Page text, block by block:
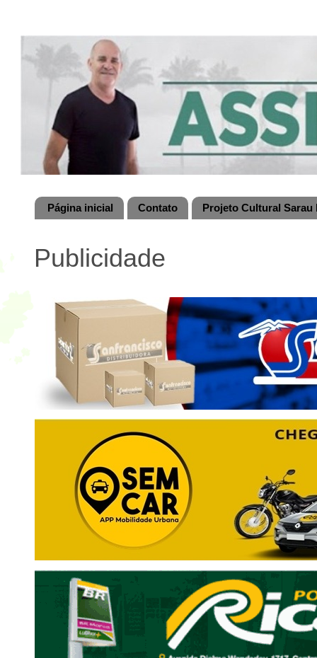
Página inicial Contato Projeto Cultural
Publicidade